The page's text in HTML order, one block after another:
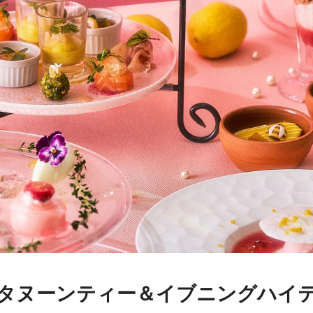
ヌーンティー＆イブニングハイ